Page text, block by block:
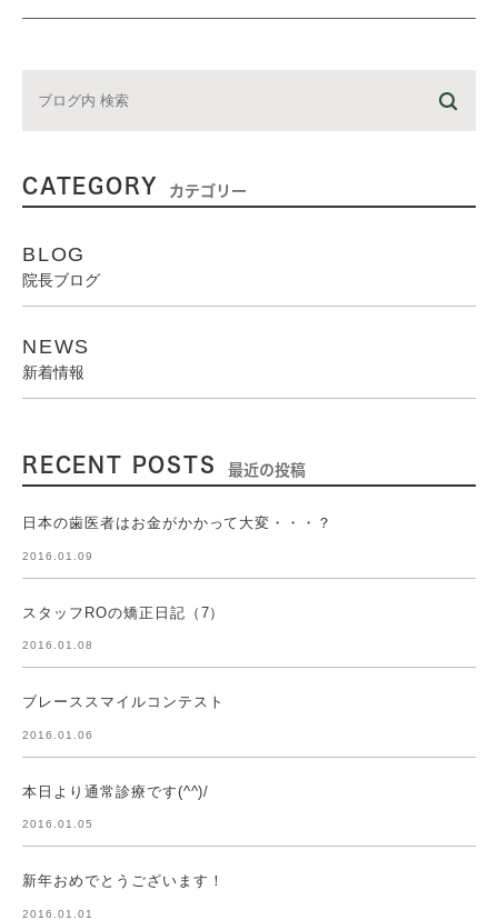
CATEGORY カテゴリー
BLOG
院長ブログ
NEWS
新着情報
RECENT POSTS 最近の投稿
日本の歯医者はお金がかかって大変・・・？
2016.01.09
スタッフROの矯正日記（7）
2016.01.08
ブレーススマイルコンテスト
2016.01.06
本日より通常診療です(^^)/
2016.01.05
新年おめでとうございます！
2016.01.01